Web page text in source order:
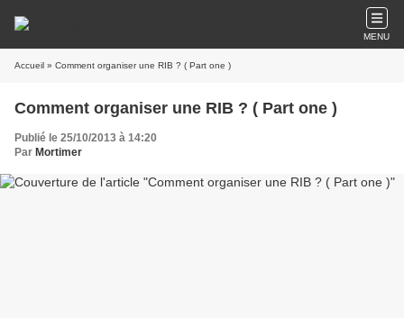
MENU
Accueil » Comment organiser une RIB ? ( Part one )
Comment organiser une RIB ? ( Part one )
Publié le 25/10/2013 à 14:20
Par Mortimer